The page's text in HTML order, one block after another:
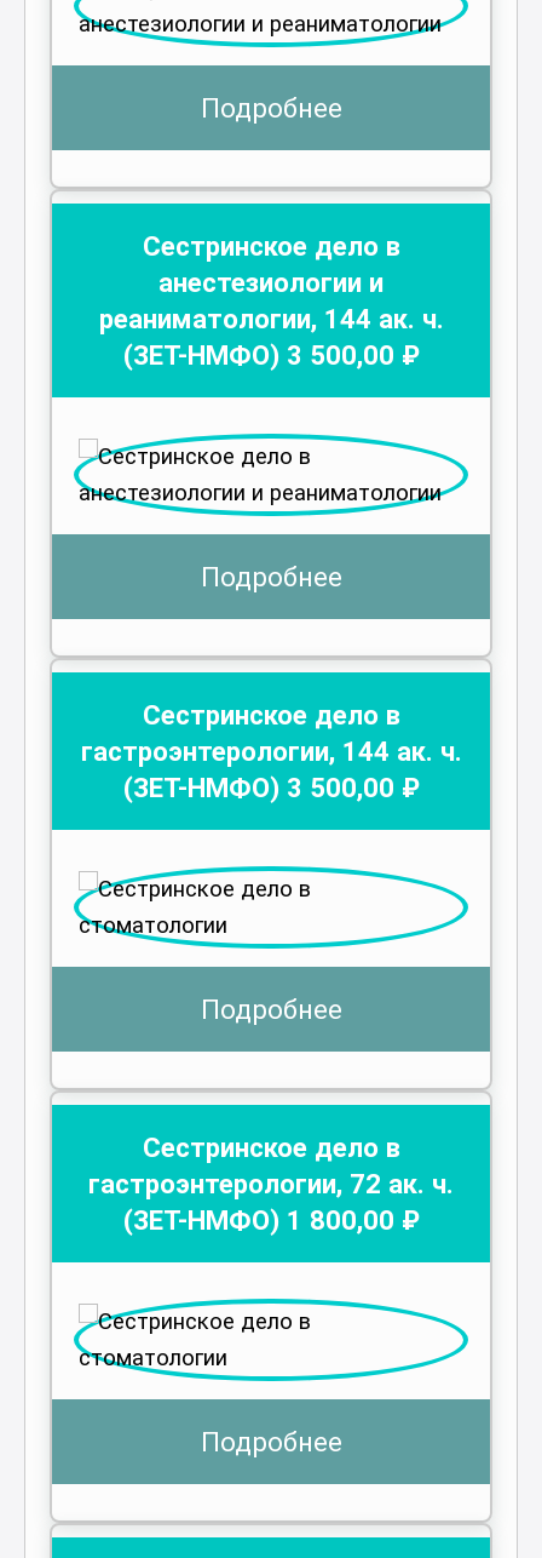
Подробнее
Сестринское дело в
анестезиологии и
реаниматологии, 144 ак. ч.
(ЗЕТ-НМФО) 3 500,00 ₽
Подробнее
Сестринское дело в
гастроэнтерологии, 144 ак. ч.
(ЗЕТ-НМФО) 3 500,00 ₽
Подробнее
Сестринское дело в
гастроэнтерологии, 72 ак. ч.
(ЗЕТ-НМФО) 1 800,00 ₽
Подробнее